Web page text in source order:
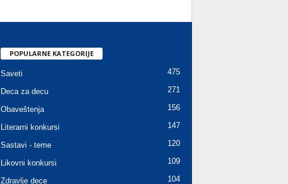
POPULARNE KATEGORIJE
Saveti 475
Deca za decu 271
Obaveštenja 156
Literarni konkursi 147
Sastavi - teme 120
Likovni konkursi 109
Zdravlje dece 104